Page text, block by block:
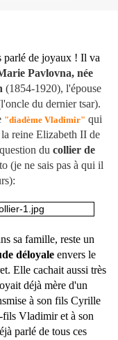
parlé de joyaux ! Il va
Pavlovna, née
(1854-1920), l'épouse
du dernier tsar).
"diadème Vladimir" qui
reine Elizabeth II de
du collier de
(je ne sais pas à qui il
sa famille, reste un
déloyaleenvers le
Elle cachait aussi très
déjà mère d'un
à son fils Cyrille
Vladimir et à son
parlé de tous ces